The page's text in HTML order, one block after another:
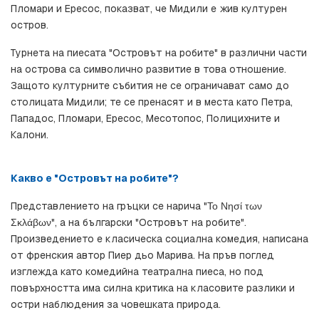
Пломари и Ересос, показват, че Мидили е жив културен
остров.
Турнета на пиесата "Островът на робите" в различни части
на острова са символично развитие в това отношение.
Защото културните събития не се ограничават само до
столицата Мидили; те се пренасят и в места като Петра,
Пападос, Пломари, Ересос, Месотопос, Полицихните и
Калони.
Какво е "Островът на робите"?
Представлението на гръцки се нарича "Το Νησί των
Σκλάβων", а на български "Островът на робите".
Произведението е класическа социална комедия, написана
от френския автор Пиер дьо Марива. На пръв поглед
изглежда като комедийна театрална пиеса, но под
повърхността има силна критика на класовите разлики и
остри наблюдения за човешката природа.